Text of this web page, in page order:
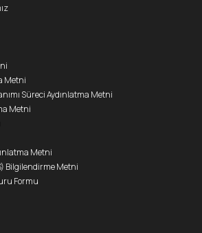
Metni
Süreci Aydınlatma Metni
Metni
Metni
Bilgilendirme Metni
Formu